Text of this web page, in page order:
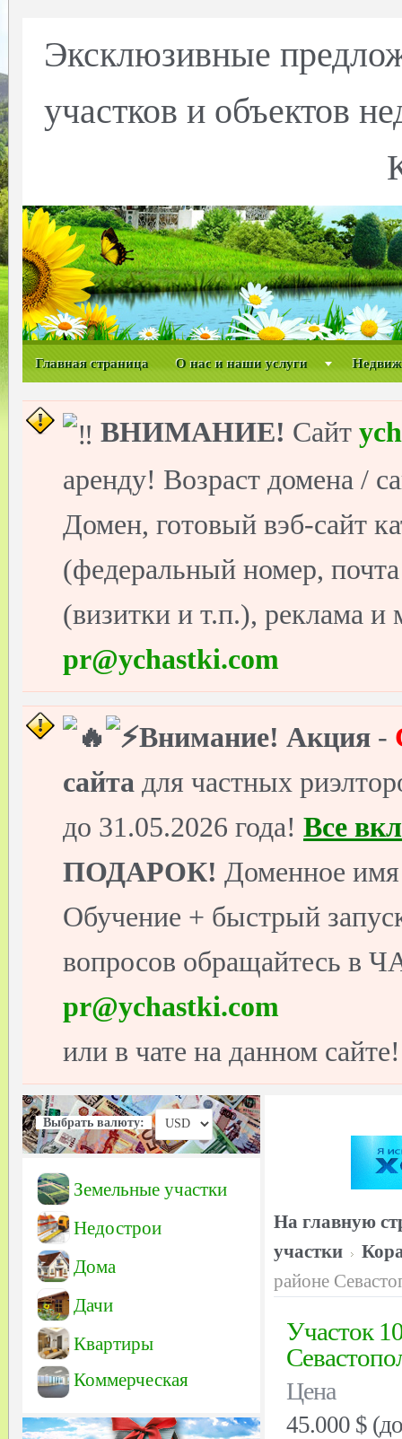
Эксклюзивные
участков и объектов
Главная страница О нас и наши услуги
ВНИМАНИЕ! Сайт
аренду! Возраст домена /
Домен, готовый вэб-сайт
(федеральный номер,
(визитки и т.п.), реклама и
pr@ychastki.com
Внимание! Акция -
сайта для частных
до 31.05.2026 года! Все
ПОДАРОК! Доменное
Обучение + быстрый
вопросов обращайтесь в
pr@ychastki.com
или в чате на данном сайте!
Выбрать валюту:
Земельные участки
Недострои
Дома
Дачи
Квартиры
Коммерческая
На главную
участки
районе
Участок
Цена
45.000 $